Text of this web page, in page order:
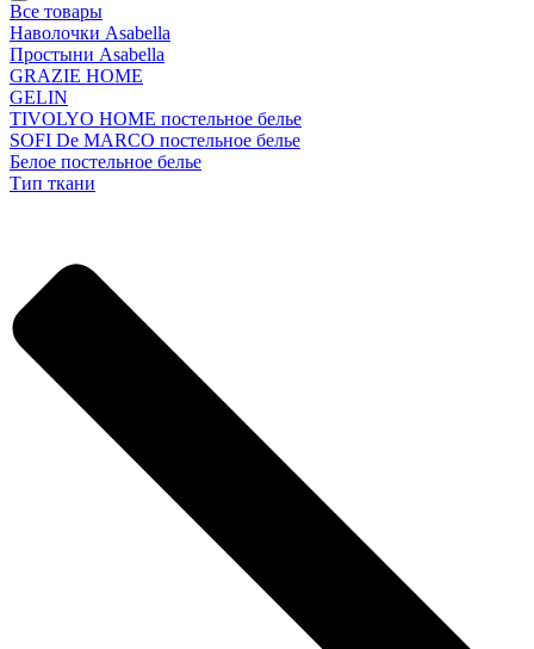
Все товары
Наволочки Asabella
Простыни Asabella
GRAZIE HOME
GELIN
TIVOLYO HOME постельное белье
SOFI De MARCO постельное белье
Белое постельное белье
Тип ткани